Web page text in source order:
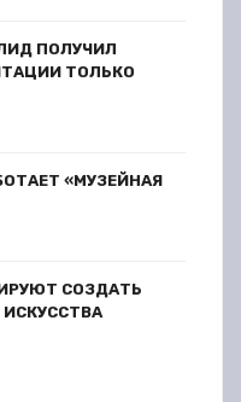
ПОЛУЧИЛ
ТОЛЬКО
«МУЗЕЙНАЯ
СОЗДАТЬ